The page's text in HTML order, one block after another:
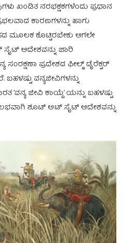
ಖಂಡಿತ ನರಭಕ್ಷಕಗಳೆಂದು ಪ್ರಧಾನ
ಕಾರಣಗಳನ್ನು ಹಾಗು
ಮೂಲಕ ಕೊಟ್ಟಿರಬೇಕು ಆಗಲೇ
ಆದೇಶವನ್ನು ಜಾರಿ
ಪ್ರದೇಶದ ಫೀಲ್ಡ್ ಡೈರೆಕ್ಟರ್
ಬಹಳಷ್ಟು ವನ್ಯಜೀವಿಗಳನ್ನು
‘ವನ್ಯ ಜೀವಿ ಕಾಯ್ದೆ’ ಯನ್ನು ಬಹಳಷ್ಟು
ಶೂಟ್ ಅಟ್ ಸೈಟ್ ಆದೇಶವನ್ನು